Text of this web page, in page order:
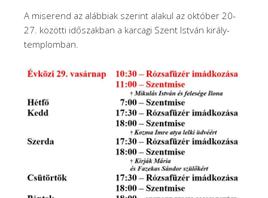
A miserend az alábbiak szerint alakul az október 20-
27. közötti időszakban a karcagi Szent István király-
templomban.